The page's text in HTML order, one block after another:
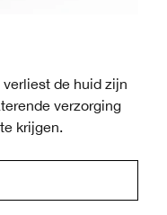
de huid zijn
verzorging
krijgen.